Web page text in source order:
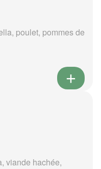
poulet, pommes de
viande hachée,